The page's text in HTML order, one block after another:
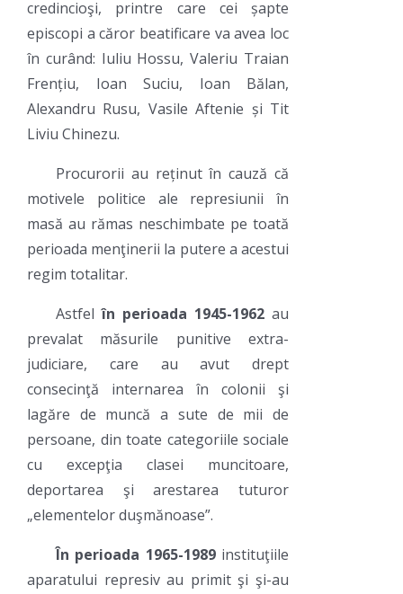
credincioşi, printre care cei șapte
episcopi a căror beatificare va avea loc
în curând: Iuliu Hossu, Valeriu Traian
Frențiu, Ioan Suciu, Ioan Bălan,
Alexandru Rusu, Vasile Aftenie și Tit
Liviu Chinezu.
Procurorii au reținut în cauză că
motivele politice ale represiunii în
masă au rămas neschimbate pe toată
perioada menţinerii la putere a acestui
regim totalitar.
Astfelîn perioada 1945-1962 au
prevalat măsurile punitive extra-
judiciare, care au avut drept
consecinţă internarea în colonii şi
lagăre de muncă a sute de mii de
persoane, din toate categoriile sociale
cu excepţia clasei muncitoare,
deportarea şi arestarea tuturor
„elementelor duşmănoase”.
În perioada 1965-1989instituţiile
aparatului represiv au primit şi şi-au